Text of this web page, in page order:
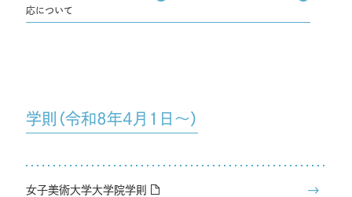
応について
学則（令和8年4月1日～）
女子美術大学大学院学則